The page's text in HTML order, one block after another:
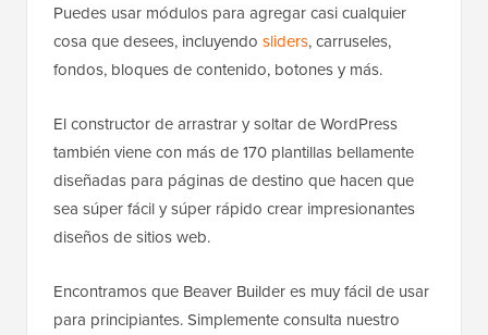
Puedes usar módulos para agregar casi cualquier
cosa que desees, incluyendo sliders, carruseles,
fondos, bloques de contenido, botones y más.
El constructor de arrastrar y soltar de WordPress
también viene con más de 170 plantillas bellamente
diseñadas para páginas de destino que hacen que
sea súper fácil y súper rápido crear impresionantes
diseños de sitios web.
Encontramos que Beaver Builder es muy fácil de usar
para principiantes. Simplemente consulta nuestro